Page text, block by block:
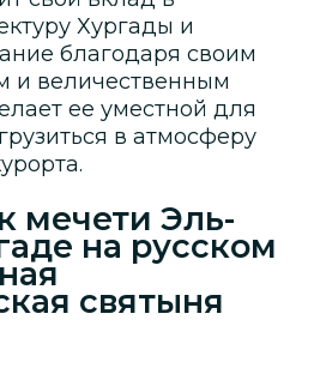
Хургады и
благодаря своим
и величественным
ее уместной для
в атмосферу
мечети Эль-
на русском
святыня